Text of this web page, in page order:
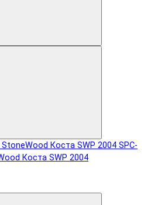
SPC-
Коста SWP 2004